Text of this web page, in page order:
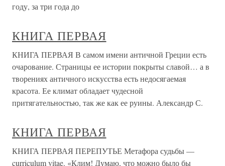
году, за три года до
КНИГА ПЕРВАЯ
КНИГА ПЕРВАЯ В самом имени античной Греции есть
очарование. Страницы ее истории покрыты славой… а в
творениях античного искусства есть недосягаемая
красота. Ее климат обладает чудесной
притягательностью, так же как ее руины. Александр С.
КНИГА ПЕРВАЯ
КНИГА ПЕРВАЯ ПЕРЕПУТЬЕ Метафора судьбы —
curriculum vitae. «Клим! Думаю, что можно было бы